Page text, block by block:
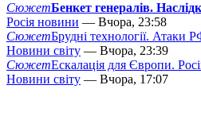
СюжетБенкет генералів.
Росія новини — Вчора, 23:58
СюжетБрудні технології. Атаки
Новини світу — Вчора, 23:39
СюжетЕскалація для Європи.
Новини світу — Вчора, 17:07